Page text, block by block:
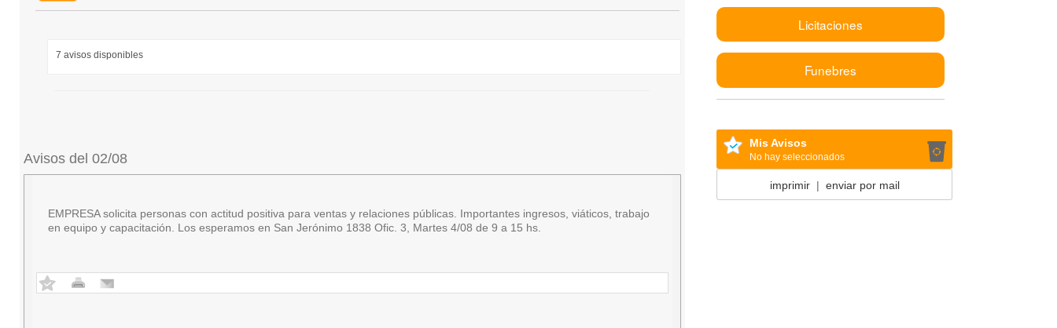
7 avisos disponibles
Avisos del 02/08
EMPRESA solicita personas con actitud positiva para ventas y relaciones públicas. Importantes ingresos, viáticos, trabajo
en equipo y capacitación. Los esperamos en San Jerónimo 1838 Ofic. 3, Martes 4/08 de 9 a 15 hs.
Licitaciones
Funebres
Mis Avisos
No hay seleccionados
imprimir| enviar por mail